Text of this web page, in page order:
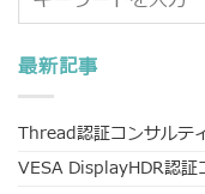
最新記事
Thread認証コンサルテ
VESA DisplayHDR認証